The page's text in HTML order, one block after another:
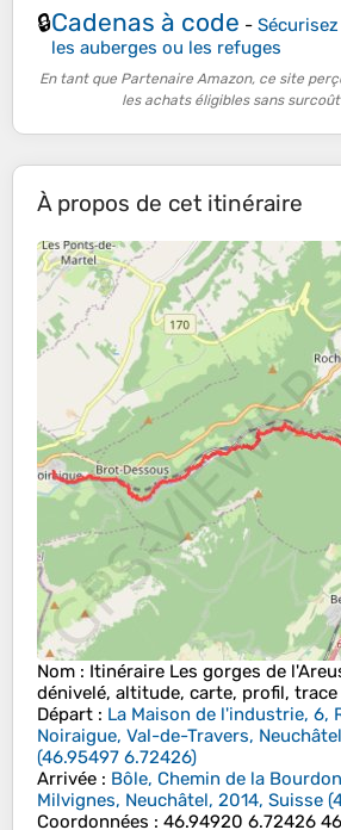
🔒Cadenas à code -
les auberges ou les refuges
En tant que Partenaire Amazon, ce site
les achats éligibles sans
À propos de cet itinéraire
Nom : Itinéraire Les gorges de
dénivelé, altitude, carte, profil, trace
Départ : La Maison de l'industrie, 6,
Noiraigue, Val-de-Travers,
(46.95497 6.72426)
Arrivée : Bôle, Chemin de la
Milvignes, Neuchâtel, 2014, Suisse (
Coordonnées : 46.94920 6.72426